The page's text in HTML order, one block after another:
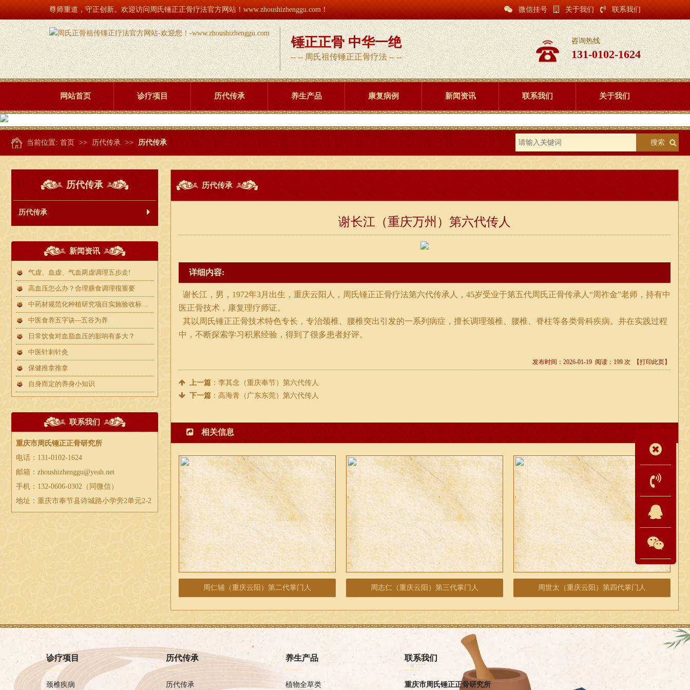
尊师重道，守正创新。欢迎访问周氏锤正正骨疗法官方网站！www.zhoushizhenggu.com！ 微信挂号 关于我们 联系我们
锤正正骨 中华一绝
-- -- 周氏祖传锤正正骨疗法 -- --
咨询热线
131-0102-1624
网站首页 诊疗项目 历代传承 养生产品 康复病例 新闻资讯 联系我们 关于我们
当前位置: 首页 >> 历代传承 >> 历代传承 搜索
历代传承
历代传承
新闻资讯
气虚、血虚、气血两虚调理五步走!
高血压怎么办？合理膳食调理很重要
中药材规范化种植研究项目实施验收标准及指导原则
中医食养五字诀---五谷为养
日常饮食对血脂血压的影响有多大？
中医针刺针灸
保健推拿推拿
自身而定的养身小知识
联系我们
重庆市周氏锤正正骨研究所
电话：131-0102-1624
邮箱：zhoushizhenggu@yeah.net
手机：132-0606-0302（同微信）
地址：重庆市奉节县诗城路小学旁2单元2-2
历代传承
谢长江（重庆万州）第六代传人
详细内容:
谢长江，男，1972年3月出生，重庆云阳人，周氏锤正正骨疗法第六代传承人，45岁受业于第五代周氏正骨传承人“周祚金”老师，持有中
医正骨技术，康复理疗师证。
其以周氏锤正正骨技术特色专长，专治颈椎、腰椎突出引发的一系列病症，擅长调理颈椎、腰椎、脊柱等各类骨科疾病。并在实践过程
中，不断探索学习积累经验，得到了很多患者好评。
发布时间：2026-01-19 阅读：199 次 【打印此页】
上一篇： 李其念（重庆奉节）第六代传人
下一篇： 高海青（广东东莞）第六代传人
相关信息
周仁辅（重庆云阳）第二代掌门人 周志仁（重庆云阳）第三代掌门人 周世太（重庆云阳）第四代掌门人
诊疗项目
颈椎疾病
历代传承
历代传承
养生产品
植物全草类
联系我们
重庆市周氏锤正正骨研究所